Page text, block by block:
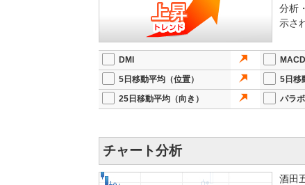
分析
示さ
DMI MACD
5日移動平均（位置）
5日移
25日移動平均（向き）
パラ
チャート分析
酒田